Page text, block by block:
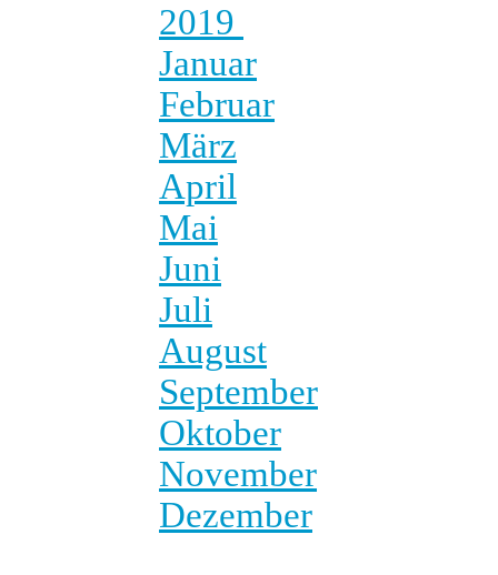
2019
Januar
Februar
März
April
Mai
Juni
Juli
August
September
Oktober
November
Dezember